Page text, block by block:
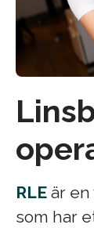
RLE är
som har